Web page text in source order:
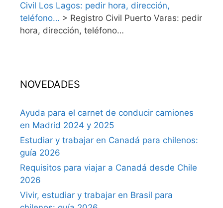
Civil Los Lagos: pedir hora, dirección,
teléfono… > Registro Civil Puerto Varas: pedir
hora, dirección, teléfono…
NOVEDADES
Ayuda para el carnet de conducir camiones
en Madrid 2024 y 2025
Estudiar y trabajar en Canadá para chilenos:
guía 2026
Requisitos para viajar a Canadá desde Chile
2026
Vivir, estudiar y trabajar en Brasil para